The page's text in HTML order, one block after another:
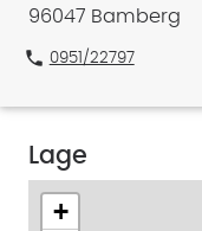
96047 Bamberg
phone 0951/22797
Lage
+